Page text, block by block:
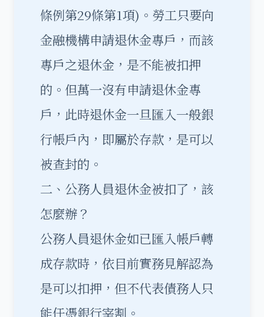
條例第29條第1項)。勞工只要向
金融機構申請退休金專戶，而該
專戶之退休金，是不能被扣押
的。但萬一沒有申請退休金專
戶，此時退休金一旦匯入一般銀
行帳戶內，即屬於存款，是可以
被查封的。
二、公務人員退休金被扣了，該
怎麼辦？
公務人員退休金如已匯入帳戶轉
成存款時，依目前實務見解認為
是可以扣押，但不代表債務人只
能任憑銀行宰割。